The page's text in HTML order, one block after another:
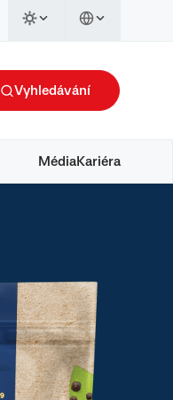
Vyhledávání
MédiaKariéra